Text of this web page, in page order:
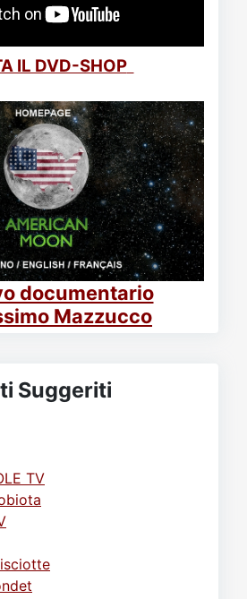
IL DVD-SHOP
documentario
Mazzucco
Suggeriti
TV